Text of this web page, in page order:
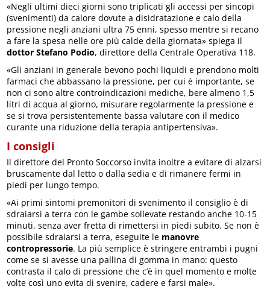
«Negli ultimi dieci giorni sono triplicati gli accessi per sincopi
(svenimenti) da calore dovute a disidratazione e calo della
pressione negli anziani ultra 75 enni, spesso mentre si recano
a fare la spesa nelle ore più calde della giornata» spiega il
dottor Stefano Podio, direttore della Centrale Operativa 118.
«Gli anziani in generale bevono pochi liquidi e prendono molti
farmaci che abbassano la pressione, per cui è importante, se
non ci sono altre controindicazioni mediche, bere almeno 1,5
litri di acqua al giorno, misurare regolarmente la pressione e
se si trova persistentemente bassa valutare con il medico
curante una riduzione della terapia antipertensiva».
I consigli
Il direttore del Pronto Soccorso invita inoltre a evitare di alzarsi
bruscamente dal letto o dalla sedia e di rimanere fermi in
piedi per lungo tempo.
«Ai primi sintomi premonitori di svenimento il consiglio è di
sdraiarsi a terra con le gambe sollevate restando anche 10-15
minuti, senza aver fretta di rimettersi in piedi subito. Se non è
possibile sdraiarsi a terra, eseguite le manovre
contropressorie. La più semplice è stringere entrambi i pugni
come se si avesse una pallina di gomma in mano: questo
contrasta il calo di pressione che c’è in quel momento e molte
volte così uno evita di svenire, cadere e farsi male».